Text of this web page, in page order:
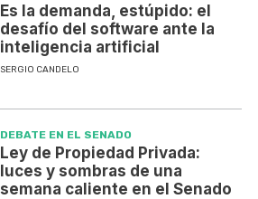
Es la demanda, estúpido: el
desafío del software ante la
inteligencia artificial
SERGIO CANDELO
DEBATE EN EL SENADO
Ley de Propiedad Privada:
luces y sombras de una
semana caliente en el Senado